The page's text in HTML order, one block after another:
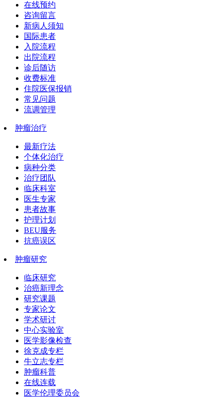
在线预约
咨询留言
新病人须知
国际患者
入院流程
出院流程
诊后随访
收费标准
住院医保报销
常见问题
流调管理
肿瘤治疗
最新疗法
个体化治疗
病种分类
治疗团队
临床科室
医生专家
患者故事
护理计划
BEU服务
抗癌误区
肿瘤研究
临床研究
治癌新理念
研究课题
专家论文
学术研讨
中心实验室
医学影像检查
徐克成专栏
牛立志专栏
肿瘤科普
在线连载
医学伦理委员会